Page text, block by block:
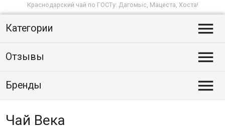
Краснодарский чай по ГОСТу: Дагомыс, Мацеста, Хоста!
Категории 
Отзывы 
Бренды 
Чай Века